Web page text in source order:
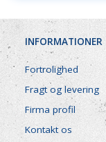
INFORMATIONER
Fortrolighed
Fragt og levering
Firma profil
Kontakt os